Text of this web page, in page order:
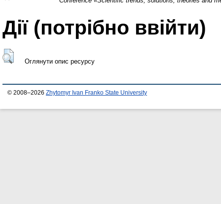
Дії ​​(потрібно ввійти)
Оглянути опис ресурсу
© 2008–2026 Zhytomyr Ivan Franko State University